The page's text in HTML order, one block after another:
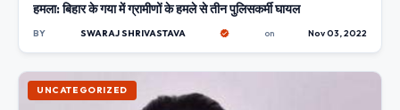
हमला: बिहार के गया में ग्रामीणों के हमले से तीन पुलिसकर्मी घायल
BY SWARAJ SHRIVASTAVA on Nov 03, 2022
UNCATEGORIZED